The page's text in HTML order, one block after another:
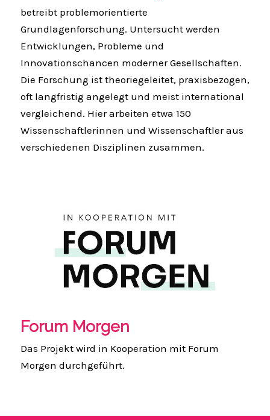
betreibt problemorientierte
Grundlagenforschung. Untersucht werden
Entwicklungen, Probleme und
Innovationschancen moderner Gesellschaften.
Die Forschung ist theoriegeleitet, praxisbezogen,
oft langfristig angelegt und meist international
vergleichend. Hier arbeiten etwa 150
Wissenschaftlerinnen und Wissenschaftler aus
verschiedenen Disziplinen zusammen.
Forum Morgen
Das Projekt wird in Kooperation mit Forum
Morgen durchgeführt.